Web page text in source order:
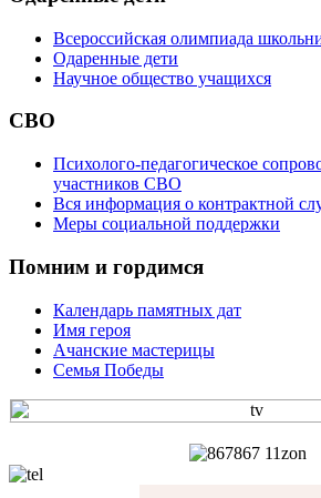
Всероссийская олимпиада
Одаренные дети
Научное общество учащихся
СВО
Психолого-педагогическое
участников СВО
Вся информация о контрактной
Меры социальной поддержки
Помним и гордимся
Календарь памятных дат
Имя героя
Ачанские мастерицы
Семья Победы